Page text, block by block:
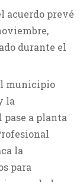
acuerdo prevé
durante el
municipio
la
a planta
la
para